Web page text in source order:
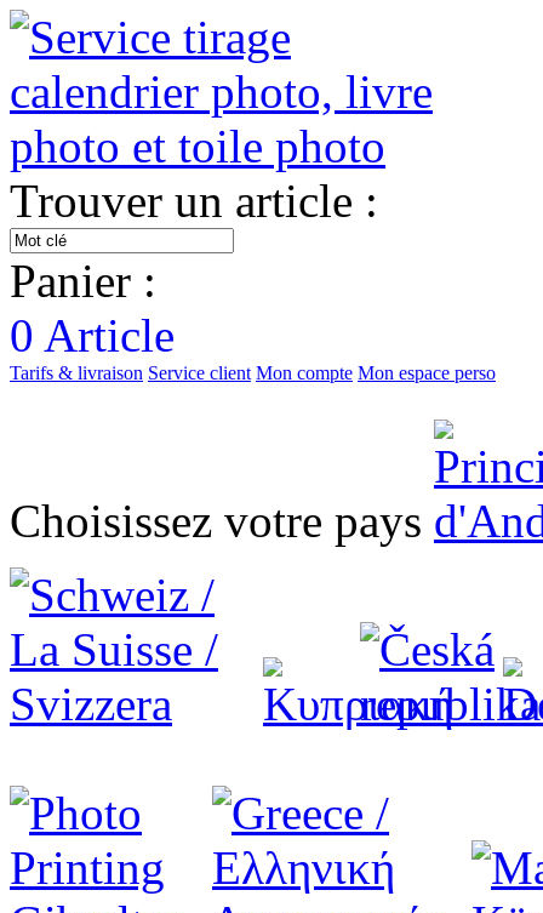
Trouver un article :
Panier :
0 Article
Tarifs & livraison Service client Mon compte Mon espace perso
Choisissez votre pays